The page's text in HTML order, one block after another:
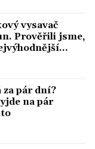
vysavač
Prověřili jsme,
za pár dní?
na pár